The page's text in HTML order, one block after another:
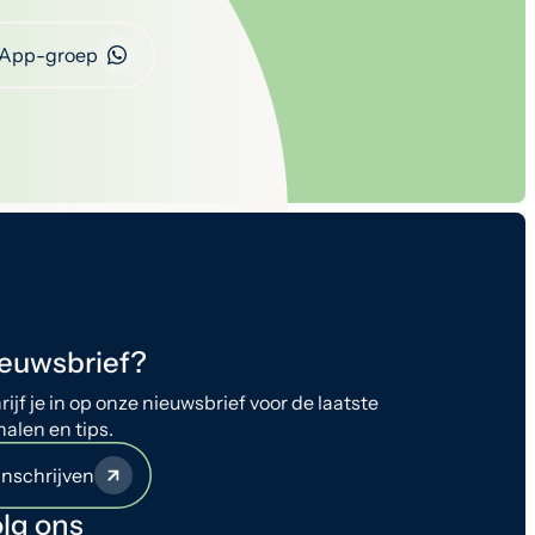
groep
je in op onze nieuwsbrief voor de laatste
en tips.
ons